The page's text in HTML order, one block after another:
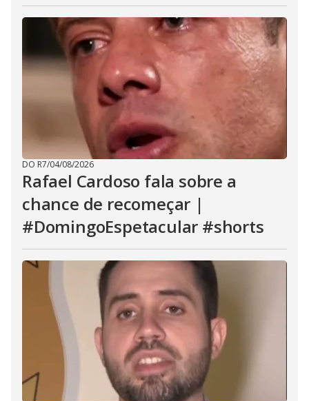
DO R7/04/08/2026
Rafael Cardoso fala sobre a
chance de recomeçar |
#DomingoEspetacular #shorts